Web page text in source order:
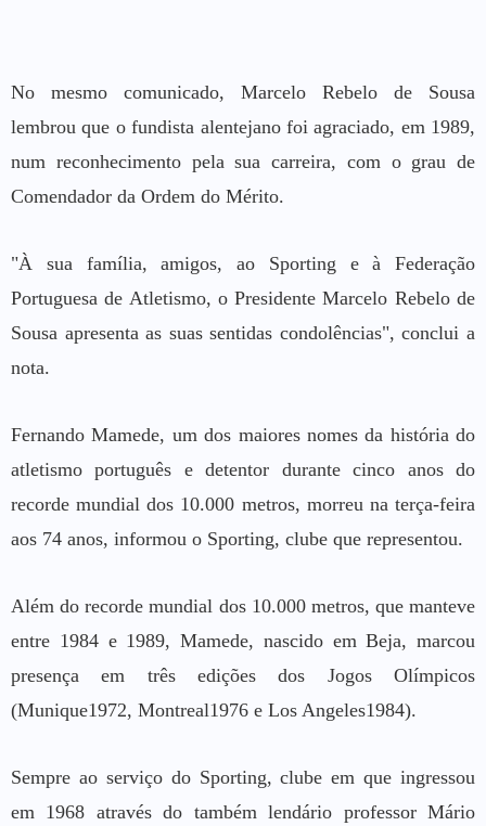
No mesmo comunicado, Marcelo Rebelo de Sousa
lembrou que o fundista alentejano foi agraciado, em 1989,
num reconhecimento pela sua carreira, com o grau de
Comendador da Ordem do Mérito.
"À sua família, amigos, ao Sporting e à Federação
Portuguesa de Atletismo, o Presidente Marcelo Rebelo de
Sousa apresenta as suas sentidas condolências", conclui a
nota.
Fernando Mamede, um dos maiores nomes da história do
atletismo português e detentor durante cinco anos do
recorde mundial dos 10.000 metros, morreu na terça-feira
aos 74 anos, informou o Sporting, clube que representou.
Além do recorde mundial dos 10.000 metros, que manteve
entre 1984 e 1989, Mamede, nascido em Beja, marcou
presença em três edições dos Jogos Olímpicos
(Munique1972, Montreal1976 e Los Angeles1984).
Sempre ao serviço do Sporting, clube em que ingressou
em 1968 através do também lendário professor Mário